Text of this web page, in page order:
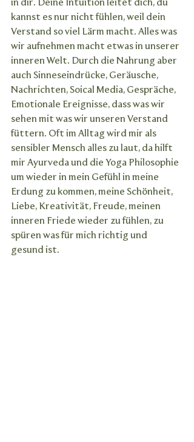
in dir. Deine Intuition leitet dich, du
kannst es nur nicht fühlen, weil dein
Verstand so viel Lärm macht. Alles was
wir aufnehmen macht etwas in unserer
inneren Welt. Durch die Nahrung aber
auch Sinneseindrücke, Geräusche,
Nachrichten, Soical Media, Gespräche,
Emotionale Ereignisse, dass was wir
sehen mit was wir unseren Verstand
füttern. Oft im Alltag wird mir als
sensibler Mensch alles zu laut, da hilft
mir Ayurveda und die Yoga Philosophie
um wieder in mein Gefühl in meine
Erdung zu kommen, meine Schönheit,
Liebe, Kreativität, Freude, meinen
inneren Friede wieder zu fühlen, zu
spüren was für mich richtig und
gesund ist.